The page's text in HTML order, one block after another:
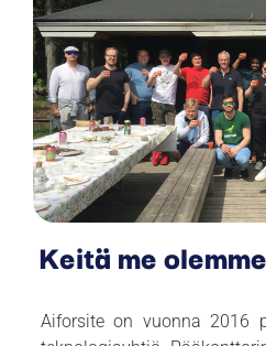
Keitä me olemme
Aiforsite on vuonna 2016